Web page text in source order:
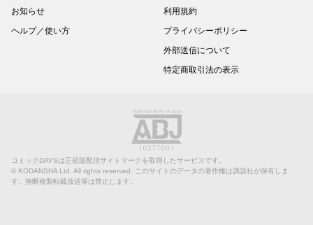
お知らせ
ヘルプ／使い方
利用規約
プライバシーポリシー
外部送信について
特定商取引法の表示
コミックDAYSは正規版配信サイトマークを取得したサービスです。
© KODANSHA Ltd. All rights reserved. このサイトのデータの著作権は講談社が保有しま
す。無断複製転載放送等は禁止します。